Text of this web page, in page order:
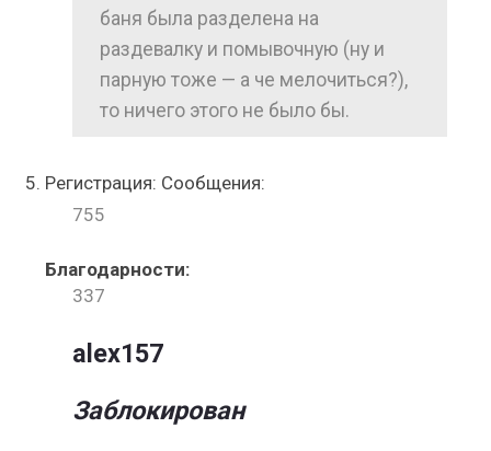
баня была разделена на
раздевалку и помывочную (ну и
парную тоже — а че мелочиться?),
то ничего этого не было бы.
Регистрация: Сообщения:
755
Благодарности:
337
alex157
Заблокирован